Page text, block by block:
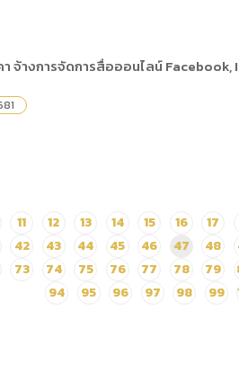
จ้างการจัดการสื่อออนไลน์ Facebook,
11 12 13 14 15 16 17
42 43 44 45 46 47 48
73 74 75 76 77 78 79
94
95 96 97 98 99